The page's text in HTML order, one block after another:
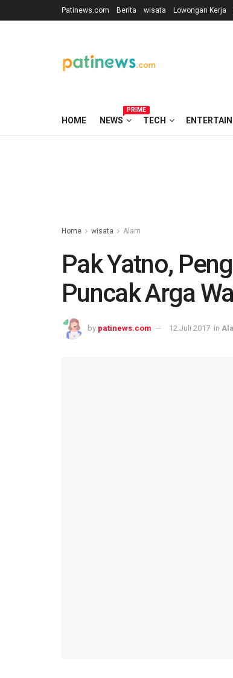
Patinews.com Berita wisata Lowongan Kerja
HOME NEWS
PRIME
TECH
Home wisata Alam
Pak Yatno,
Puncak Arga
by patinews.com 12 Juli 2017 in